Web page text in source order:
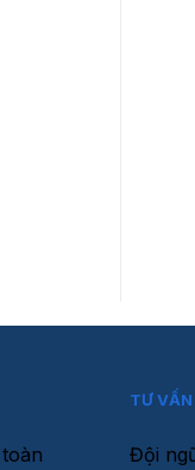
TƯ VẤN
Đội